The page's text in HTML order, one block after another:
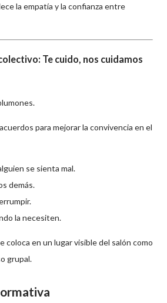
la empatía y la confianza entre
Te cuido, nos cuidamos
para mejorar la convivencia en el
se sienta mal.
demás.
la necesiten.
coloca en un lugar visible del salón como
grupal.